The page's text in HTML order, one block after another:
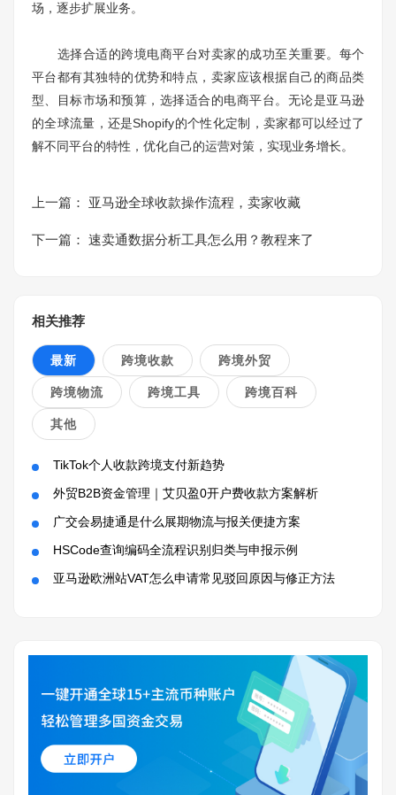
场，逐步扩展业务。
选择合适的跨境电商平台对卖家的成功至关重要。每个
平台都有其独特的优势和特点，卖家应该根据自己的商品类
型、目标市场和预算，选择适合的电商平台。无论是亚马逊
的全球流量，还是Shopify的个性化定制，卖家都可以经过了
解不同平台的特性，优化自己的运营对策，实现业务增长。
上一篇： 亚马逊全球收款操作流程，卖家收藏
下一篇： 速卖通数据分析工具怎么用？教程来了
相关推荐
最新 跨境收款 跨境外贸
跨境物流 跨境工具 跨境百科
其他
TikTok个人收款跨境支付新趋势
外贸B2B资金管理｜艾贝盈0开户费收款方案解析
广交会易捷通是什么展期物流与报关便捷方案
HSCode查询编码全流程识别归类与申报示例
亚马逊欧洲站VAT怎么申请常见驳回原因与修正方法